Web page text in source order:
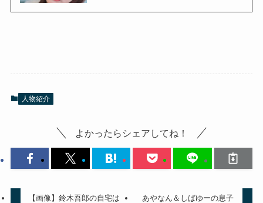
人物紹介
よかったらシェアしてね！
【画像】鈴木吾郎の自宅は
あやなん＆しばゆーの息子